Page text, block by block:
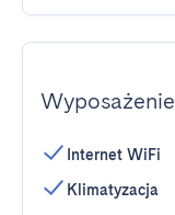
Wyposażenie
Internet WiFi
Klimatyzacja